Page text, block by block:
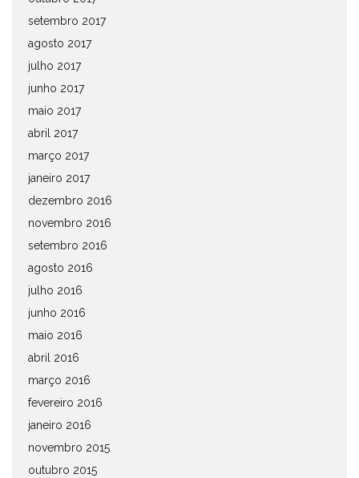
setembro 2017
agosto 2017
julho 2017
junho 2017
maio 2017
abril 2017
março 2017
janeiro 2017
dezembro 2016
novembro 2016
setembro 2016
agosto 2016
julho 2016
junho 2016
maio 2016
abril 2016
março 2016
fevereiro 2016
janeiro 2016
novembro 2015
outubro 2015